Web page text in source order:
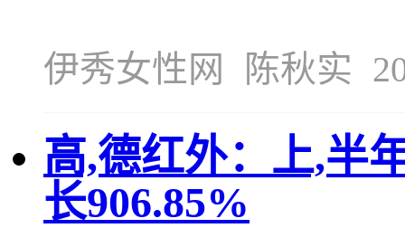
伊秀女性网 陈秋实
高,德红外：上,半
长906.85%